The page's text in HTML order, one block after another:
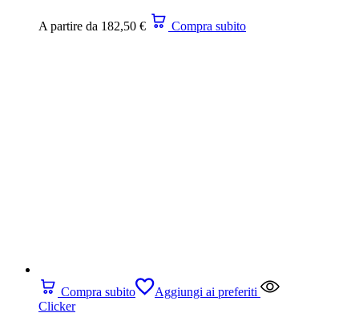
A partire da 182,50 € Compra subito
Compra subito
Aggiungi ai preferiti
Clicker